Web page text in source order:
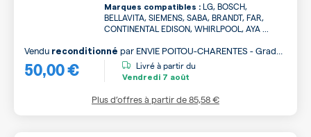
Marques compatibles : LG, BOSCH,
BELLAVITA, SIEMENS, SABA, BRANDT, FAR,
CONTINENTAL EDISON, WHIRLPOOL, AYA ...
50,00 €
Vendu reconditionné par ENVIE POITOU-CHARENTES - Grade
A
Livré à partir du
Vendredi 7 août
Plus d’offres à partir de85,58 €